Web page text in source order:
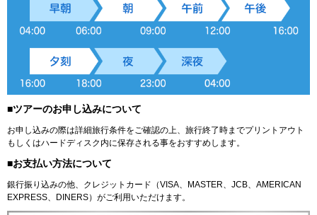
■ツアーのお申し込みについて
お申し込みの際は詳細旅行条件をご確認の上、旅行終了時までプリントアウト
もしくはハードディスク内に保存される事をおすすめします。
■お支払い方法について
銀行振り込みの他、クレジットカード（VISA、MASTER、JCB、AMERICAN
EXPRESS、DINERS）がご利用いただけます。